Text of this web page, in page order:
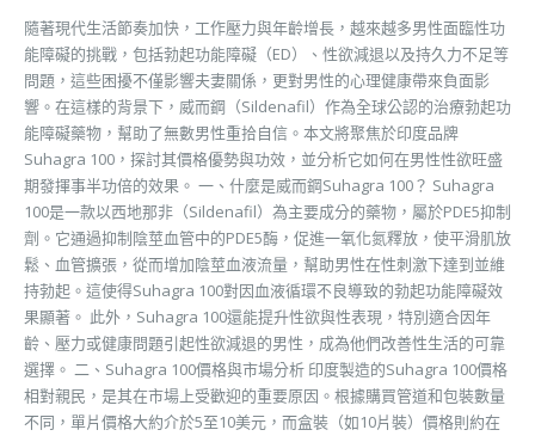
隨著現代生活節奏加快，工作壓力與年齡增長，越來越多男性面臨性功
能障礙的挑戰，包括勃起功能障礙（ED）、性欲減退以及持久力不足等
問題，這些困擾不僅影響夫妻關係，更對男性的心理健康帶來負面影
響。在這樣的背景下，威而鋼（Sildenafil）作為全球公認的治療勃起功
能障礙藥物，幫助了無數男性重拾自信。本文將聚焦於印度品牌
Suhagra 100，探討其價格優勢與功效，並分析它如何在男性性欲旺盛
期發揮事半功倍的效果。 一、什麼是威而鋼Suhagra 100？ Suhagra
100是一款以西地那非（Sildenafil）為主要成分的藥物，屬於PDE5抑制
劑。它通過抑制陰莖血管中的PDE5酶，促進一氧化氮釋放，使平滑肌放
鬆、血管擴張，從而增加陰莖血液流量，幫助男性在性刺激下達到並維
持勃起。這使得Suhagra 100對因血液循環不良導致的勃起功能障礙效
果顯著。 此外，Suhagra 100還能提升性欲與性表現，特別適合因年
齡、壓力或健康問題引起性欲減退的男性，成為他們改善性生活的可靠
選擇。 二、Suhagra 100價格與市場分析 印度製造的Suhagra 100價格
相對親民，是其在市場上受歡迎的重要原因。根據購買管道和包裝數量
不同，單片價格大約介於5至10美元，而盒裝（如10片裝）價格則約在